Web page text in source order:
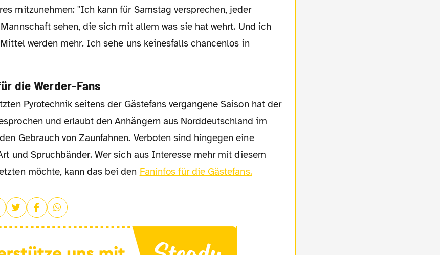
mitzunehmen: "Ich kann für Samstag versprechen, jeder
sehen, die sich mit allem was sie hat wehrt. Und ich
werden mehr. Ich sehe uns keinesfalls chancenlos in
die Werder-Fans
und erlaubt den Anhängern aus Norddeutschland im
Gebrauch von Zaunfahnen. Verboten sind hingegen eine
und Spruchbänder. Wer sich aus Interesse mehr mit diesem
möchte, kann das bei den Faninfos für die Gästefans.